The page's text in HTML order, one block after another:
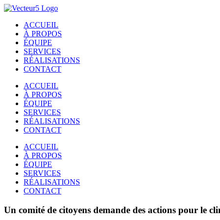
Passer
contenuACCUEIL
À PROPOS
ÉQUIPE
SERVICES
RÉALISATIONS
CONTACT
ACCUEIL
À PROPOS
ÉQUIPE
SERVICES
RÉALISATIONS
CONTACT
ACCUEIL
À PROPOS
ÉQUIPE
SERVICES
RÉALISATIONS
CONTACT
Un comité de citoyens demande des actions pour le